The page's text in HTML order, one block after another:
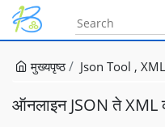
मुख्यपृष्ठ Json Tool
ऑनलाइन JSON ते XML